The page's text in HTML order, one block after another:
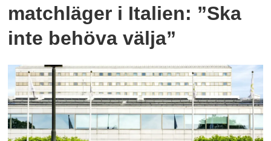
matchläger i Italien: ”Ska
inte behöva välja”